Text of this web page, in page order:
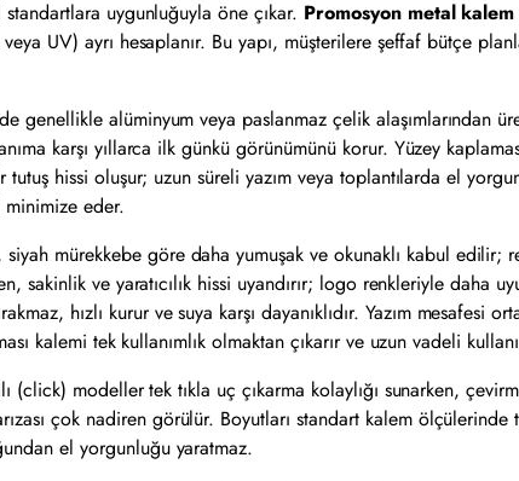
uygunluğuyla öne çıkar. Promosyon metal
UV) ayrı hesaplanır. Bu yapı, müşterilere şeffaf bütçe
genellikle alüminyum veya paslanmaz çelik alaşımlarından
karşı yıllarca ilk günkü görünümünü korur. Yüzey
hissi oluşur; uzun süreli yazım veya toplantılarda el
minimize eder.
mürekkebe göre daha yumuşak ve okunaklı kabul edilir;
sakinlik ve yaratıcılık hissi uyandırır; logo renkleriyle
hızlı kurur ve suya karşı dayanıklıdır. Yazım
kalemi tek kullanımlık olmaktan çıkarır ve uzun vadeli
(click) modeller tek tıkla uç çıkarma kolaylığı sunarken,
çok nadiren görülür. Boyutları standart kalem
el yorgunluğu yaratmaz.